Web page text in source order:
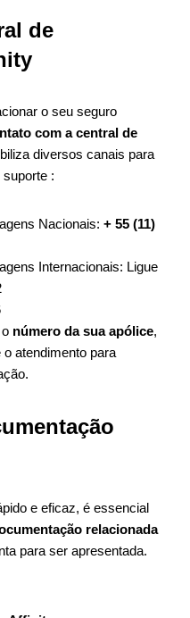
de
o seu seguro
com a central de
diversos canais para
:
Nacionais: + 55 (11)
Internacionais: Ligue
número da sua apólice,
atendimento para
e eficaz, é essencial
relacionada
para ser apresentada.